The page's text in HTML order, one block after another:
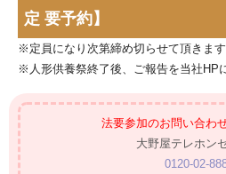
定 要予約】
※定員になり次第締め切らせて頂きます
※人形供養祭終了後、ご報告を当社HP
法要参加のお問い合わ
大野屋テレホン
0120-02-